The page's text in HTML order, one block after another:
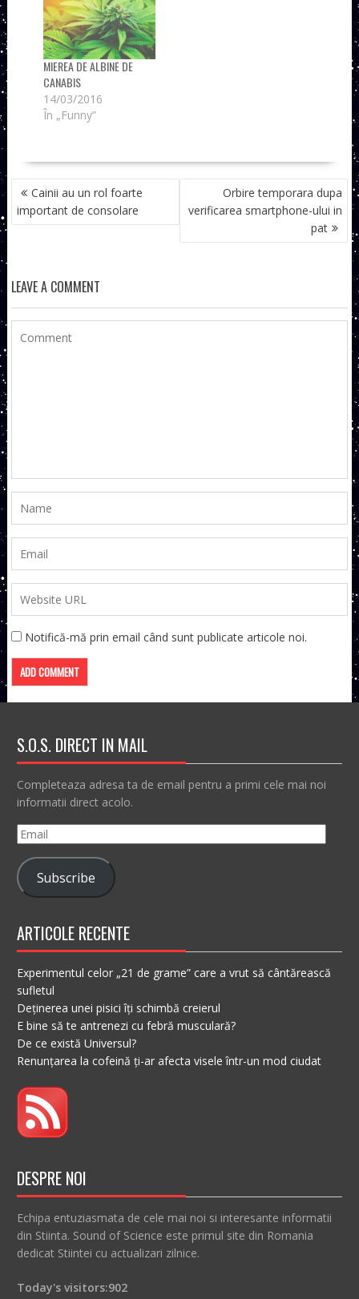
MIEREA DE ALBINE DE
CANABIS
14/03/2016
În „Funny”
NAVIGARE
ÎN
ARTICOLE
Cainii au un rol foarte
important de consolare
Orbire temporara dupa
verificarea smartphone-ului in
pat
LEAVE A COMMENT
Notifică-mă prin email când sunt publicate articole noi.
S.O.S. DIRECT IN MAIL
Completeaza adresa ta de email pentru a primi cele mai noi
informatii direct acolo.
Email
Subscribe
ARTICOLE RECENTE
Experimentul celor „21 de grame” care a vrut să cântărească
sufletul
Deținerea unei pisici îți schimbă creierul
E bine să te antrenezi cu febră musculară?
De ce există Universul?
Renunțarea la cofeină ți-ar afecta visele într-un mod ciudat
DESPRE NOI
Echipa entuziasmata de cele mai noi si interesante informatii
din Stiinta. Sound of Science este primul site din Romania
dedicat Stiintei cu actualizari zilnice.
Today's visitors:902